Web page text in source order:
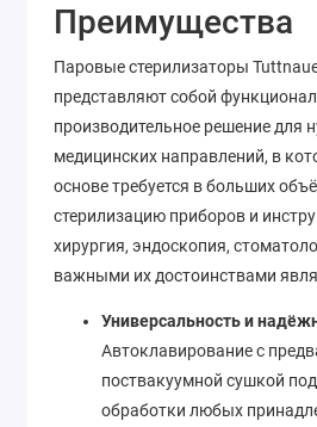
Преимущества
Паровые стерилизаторы
представляют собой
производительное решение для
медицинских направлений, в
основе требуется в больших
стерилизацию приборов и
хирургия, эндоскопия,
важными их достоинствами
Универсальность и
Автоклавирование с
поствакуумной сушкой
обработки любых